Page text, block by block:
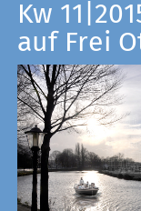
Kw
auf Frei